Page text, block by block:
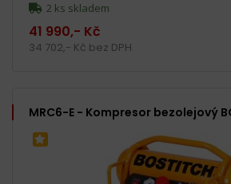
2 ks skladem
41 990,- Kč
34 702,- Kč bez DPH
MRC6-E - Kompresor bezolejový